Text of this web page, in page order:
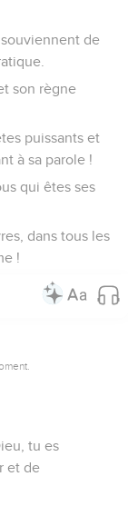
de
son règne
puissants et
à sa parole !
qui êtes ses
dans tous les
!
tu es
et de